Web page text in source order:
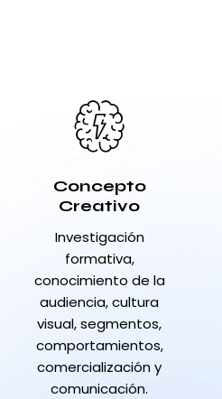
Concepto
Creativo
Investigación
formativa,
conocimiento de la
audiencia, cultura
visual, segmentos,
comportamientos,
comercialización y
comunicación.